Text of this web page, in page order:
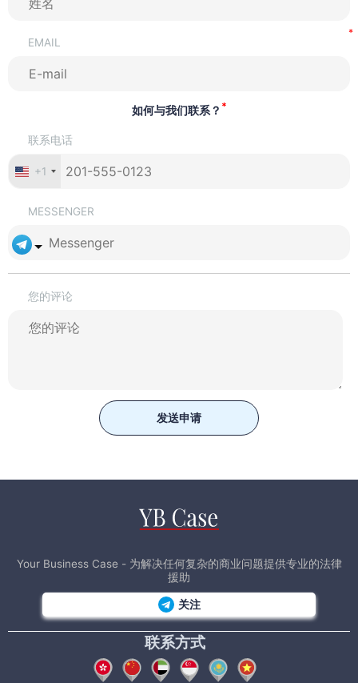
EMAIL
如何与我们联系？ *
联系电话
+1
MESSENGER
您的评论
发送申请
Your Business Case - 为解决任何复杂的商业问题提供专业的法律
援助
关注
联系方式